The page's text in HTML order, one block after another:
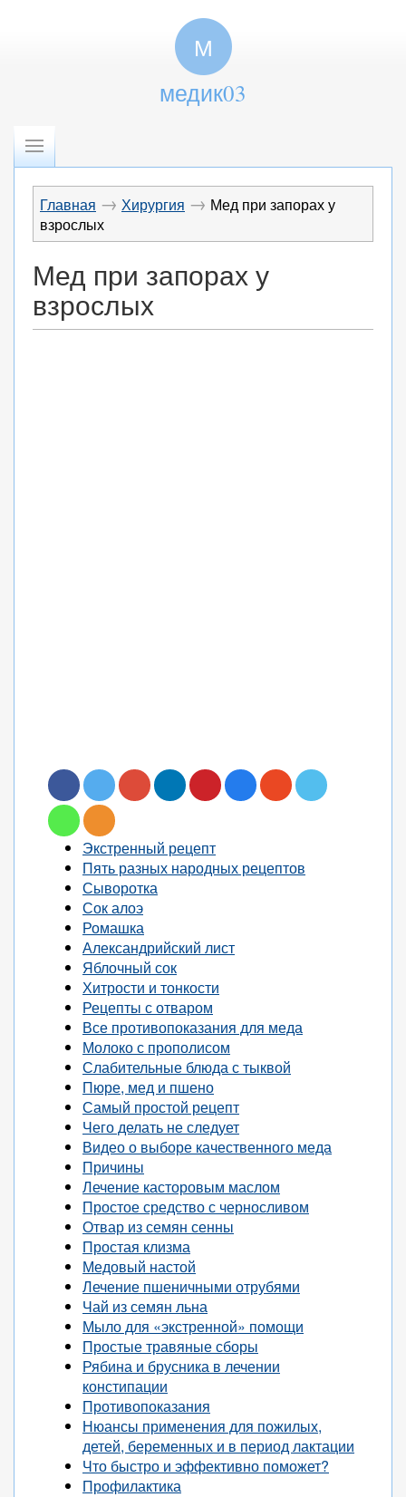
М
медик03
Главная → Хирургия → Мед при запорах у
взрослых
Мед при запорах у
взрослых
Экстренный рецепт
Пять разных народных рецептов
Сыворотка
Сок алоэ
Ромашка
Александрийский лист
Яблочный сок
Хитрости и тонкости
Рецепты с отваром
Все противопоказания для меда
Молоко с прополисом
Слабительные блюда с тыквой
Пюре, мед и пшено
Самый простой рецепт
Чего делать не следует
Видео о выборе качественного меда
Причины
Лечение касторовым маслом
Простое средство с черносливом
Отвар из семян сенны
Простая клизма
Медовый настой
Лечение пшеничными отрубями
Чай из семян льна
Мыло для «экстренной» помощи
Простые травяные сборы
Рябина и брусника в лечении
констипации
Противопоказания
Нюансы применения для пожилых,
детей, беременных и в период лактации
Что быстро и эффективно поможет?
Профилактика